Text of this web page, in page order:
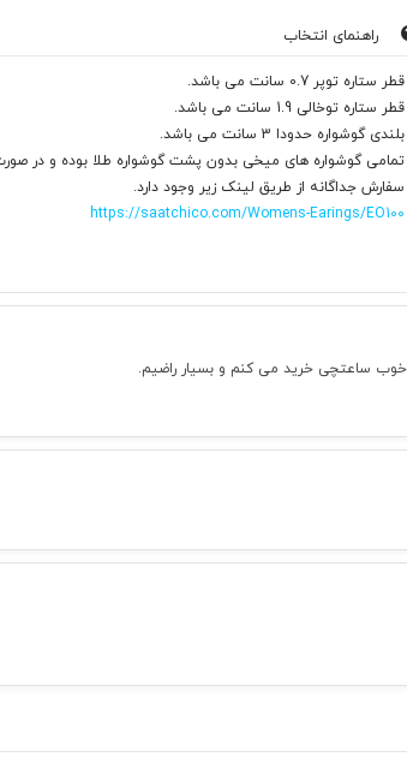
راهنمای انتخاب
قطر ستاره توپر 0.7 سانت می باشد.
قطر ستاره توخالی 1.9 سانت می باشد.
بلندی گوشواره حدودا 3 سانت می باشد.
تمامی گوشواره های میخی بدون پشت گوشواره طلا بوده و در
سفارش جداگانه از طریق لینک زیر وجود دارد.
https://saatchico.com/Womens-Earings/EO100
خوب ساعتچی خرید می کنم و بسیار راضیم.